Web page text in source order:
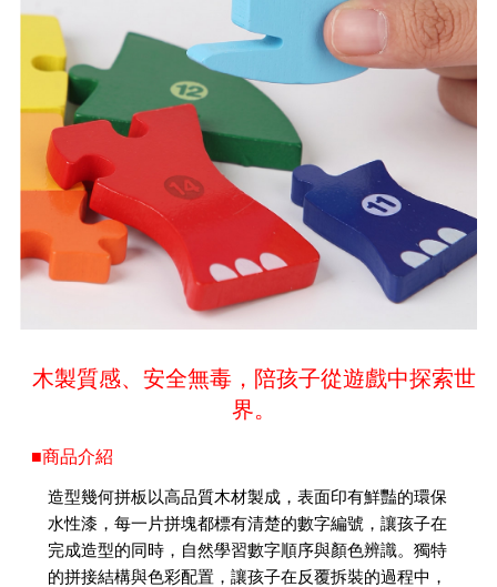
木製質感、安全無毒，陪孩子從遊戲中探索世
界。
■商品介紹
造型幾何拼板以高品質木材製成，表面印有鮮豔的環保
水性漆，每一片拼塊都標有清楚的數字編號，讓孩子在
完成造型的同時，自然學習數字順序與顏色辨識。獨特
的拼接結構與色彩配置，讓孩子在反覆拆裝的過程中，